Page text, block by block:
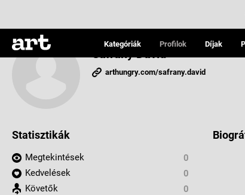
Kategóriák Profilok Díjak
Sáfrány Dávid
arthungry.com/safrany.david
Statisztikák
Megtekintések
0
Kedvelések
0
Követők
0